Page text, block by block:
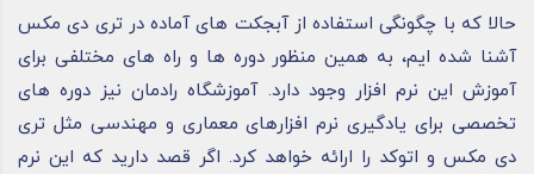
حالا که با چگونگی استفاده از آبجکت های آماده در تری دی مکس
آشنا شده ایم، به همین منظور دوره‌ ها و راه‌ های مختلفی برای
آموزش این نرم‌ افزار وجود دارد. آموزشگاه رادمان نیز دوره‌ های
تخصصی برای یادگیری نرم‌ افزارهای معماری و مهندسی مثل تری
دی مکس و اتوکد را ارائه خواهد کرد. اگر قصد دارید که این نرم‌